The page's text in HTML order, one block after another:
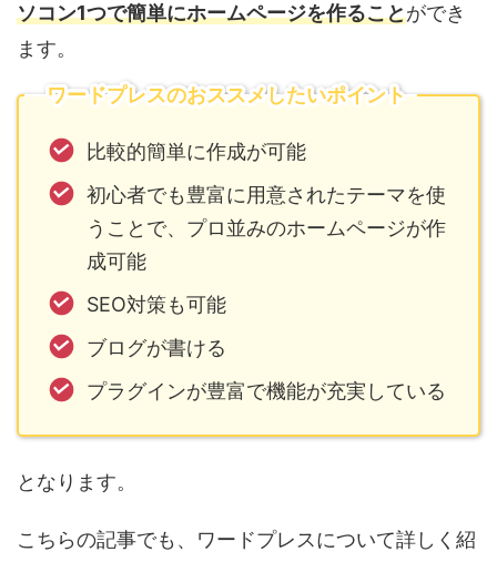
ソコン1つで簡単にホームページを作ることができ
ます。
ワードプレスのおススメしたいポイント
比較的簡単に作成が可能
初心者でも豊富に用意されたテーマを使
うことで、プロ並みのホームページが作
成可能
SEO対策も可能
ブログが書ける
プラグインが豊富で機能が充実している
となります。
こちらの記事でも、ワードプレスについて詳しく紹